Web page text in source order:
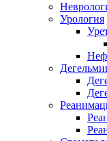
Урология